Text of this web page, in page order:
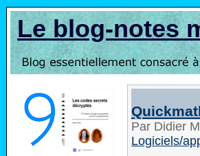
Le blog-notes
Par Didier
Logiciels/